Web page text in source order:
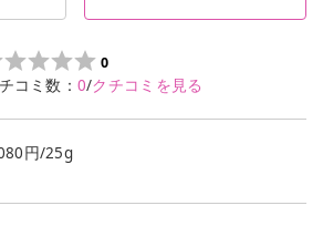
0
コミ数： 0/クチコミを見る
円/25g